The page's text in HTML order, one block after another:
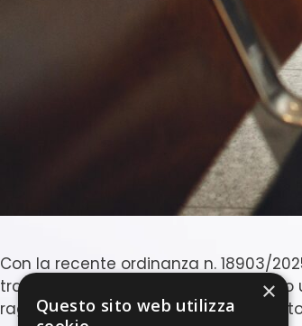
Con la recente ordinanza n. 18903/
trasferimento illegittimo, affrontando
raggiungere la sede presso cui è
×
Questo sito web utilizza